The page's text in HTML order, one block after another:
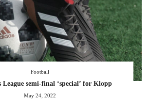
Football
League semi-final ‘special’ for Klopp
May 24, 2022